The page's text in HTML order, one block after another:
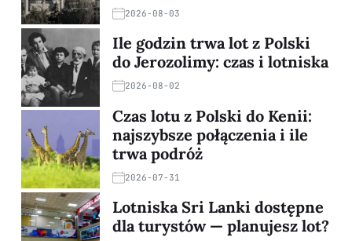
2026-08-03
Ile godzin trwa lot z Polski
do Jerozolimy: czas i lotniska
2026-08-02
Czas lotu z Polski do Kenii:
najszybsze połączenia i ile
trwa podróż
2026-07-31
Lotniska Sri Lanki dostępne
dla turystów — planujesz lot?